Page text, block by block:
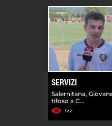
SERVIZI
Salernitana,
tifoso a C...
122